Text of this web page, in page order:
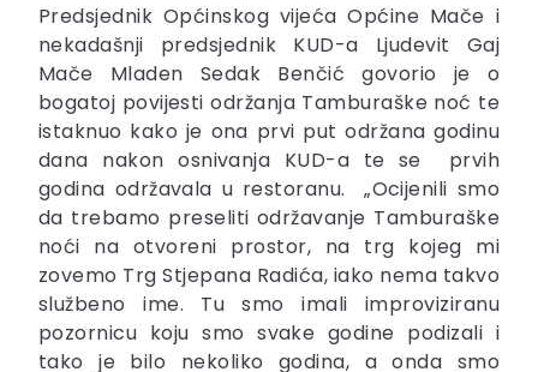
Predsjednik Općinskog vijeća Općine Mače i
nekadašnji predsjednik KUD-a Ljudevit Gaj
Mače Mladen Sedak Benčić govorio je o
bogatoj povijesti održanja Tamburaške noć te
istaknuo kako je ona prvi put održana godinu
dana nakon osnivanja KUD-a te se prvih
godina održavala u restoranu. „Ocijenili smo
da trebamo preseliti održavanje Tamburaške
noći na otvoreni prostor, na trg kojeg mi
zovemo Trg Stjepana Radića, iako nema takvo
službeno ime. Tu smo imali improviziranu
pozornicu koju smo svake godine podizali i
tako je bilo nekoliko godina, a onda smo